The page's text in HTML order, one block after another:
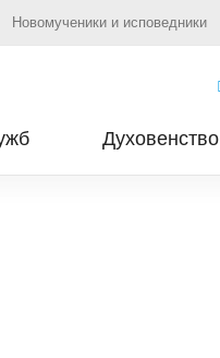
Новомученики и исповедники
Духовенство